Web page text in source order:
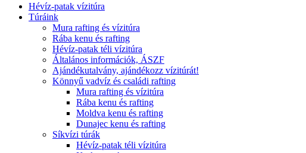
Hévíz-patak vízitúra
Túráink
Mura rafting és vízitúra
Rába kenu és rafting
Hévíz-patak téli vízitúra
Általános információk, ÁSZF
Ajándékutalvány, ajándékozz vízitúrát!
Könnyű vadvíz és családi rafting
Mura rafting és vízitúra
Rába kenu és rafting
Moldva kenu és rafting
Dunajec kenu és rafting
Síkvízi túrák
Hévíz-patak téli vízitúra